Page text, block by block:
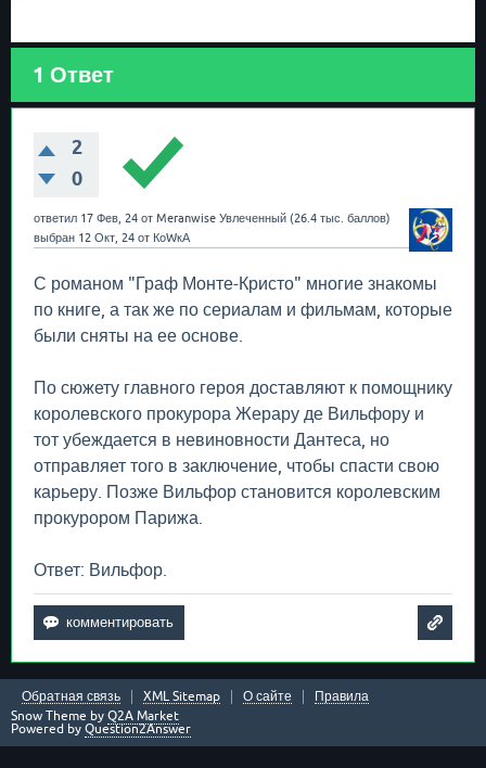
1 Ответ
2
0
ответил 17 Фев, 24 от Meranwise Увлеченный (26.4 тыс. баллов)
выбран 12 Окт, 24 от КоWкА
С романом "Граф Монте-Кристо" многие знакомы
по книге, а так же по сериалам и фильмам, которые
были сняты на ее основе.
По сюжету главного героя доставляют к помощнику
королевского прокурора Жерару де Вильфору и
тот убеждается в невиновности Дантеса, но
отправляет того в заключение, чтобы спасти свою
карьеру. Позже Вильфор становится королевским
прокурором Парижа.
Ответ: Вильфор.
Обратная связь XML Sitemap О сайте
Правила
Snow Theme by Q2A Market
Powered by Question2Answer